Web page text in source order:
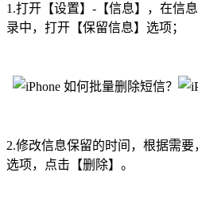
1.打开【设置】-【信息】，在信
录中，打开【保留信息】选项；
2.修改信息保留的时间，根据需要
选项，点击【删除】。